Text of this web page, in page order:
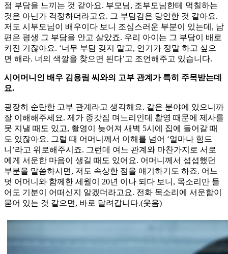
점 부담을 느끼는 것 같아요. 부모님, 조부모님한테 먹칠하는
것은 아닌가 걱정하더라고요. 그 부담감은 당연한 것 같아요.
저도 시부모님이 배우이다 보니 조심스러운 부분이 있는데, 남
편은 평생 그 부담을 안고 살았죠. 우리 아이는 그 부담이 배로
커진 거잖아요. ‘너무 부담 갖지 말고, 연기가 정말 하고 싶으
면 해라. 너의 색깔을 찾으면 된다’고 조언해주고 있습니다.
시어머니인 배우 김용림 씨와의 고부 관계가 특히 주목받는데
요.
굉장히 순탄한 고부 관계라고 생각해요. 같은 분야에 있으니까
잘 이해해주세요. 제가 종갓집 며느리인데 촬영 때문에 제사를
못 지낼 때도 있고, 촬영이 늦어져 새벽 5시에 집에 들어갈 때
도 있잖아요. 그럴 때 어머니께서 이해를 넘어 ‘얼마나 힘드
니’라고 위로해주시죠. 그런데 여느 관계와 마찬가지로 서로
에게 서운한 마음이 생길 때도 있어요. 어머니께서 섭섭했던
부분을 말씀하시면, 저도 속상한 점을 얘기하기도 하죠. 어느
덧 어머니와 함께한 세월이 20년 이나 되다 보니, 목소리만 들
어도 기분이 어떠신지 알겠더라고요. 전화 목소리에 서운함이
묻어 있는 것 같으면, 바로 달려갑니다.(웃음)